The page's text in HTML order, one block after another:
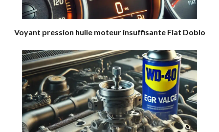
Voyant pression huile moteur insuffisante Fiat Doblo